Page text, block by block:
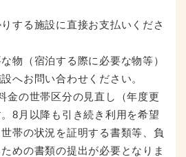
する施設に直接お支払いくださ
物（宿泊する際に必要な物等）
へお問い合わせください。
金の世帯区分の見直し（年度更
8月以降も引き続き利用を希望
帯の状況を証明する書類等、負
めの書類の提出が必要となりま